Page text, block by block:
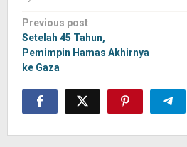
Post
navigation
Previous post
Setelah 45 Tahun,
Pemimpin Hamas Akhirnya
ke Gaza